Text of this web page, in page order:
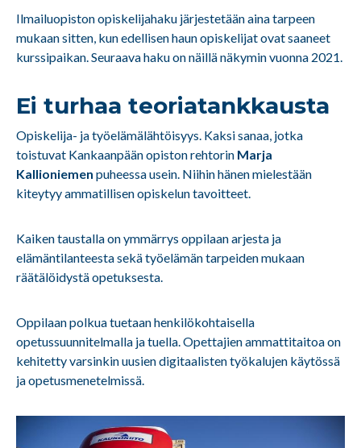
Ilmailuopiston opiskelijahaku järjestetään aina tarpeen
mukaan sitten, kun edellisen haun opiskelijat ovat saaneet
kurssipaikan. Seuraava haku on näillä näkymin vuonna 2021.
Ei turhaa teoriatankkausta
Opiskelija- ja työelämälähtöisyys. Kaksi sanaa, jotka
toistuvat Kankaanpään opiston rehtorin Marja
Kallioniemen puheessa usein. Niihin hänen mielestään
kiteytyy ammatillisen opiskelun tavoitteet.
Kaiken taustalla on ymmärrys oppilaan arjesta ja
elämäntilanteesta sekä työelämän tarpeiden mukaan
räätälöidystä opetuksesta.
Oppilaan polkua tuetaan henkilökohtaisella
opetussuunnitelmalla ja tuella. Opettajien ammattitaitoa on
kehitetty varsinkin uusien digitaalisten työkalujen käytössä
ja opetusmenetelmissä.